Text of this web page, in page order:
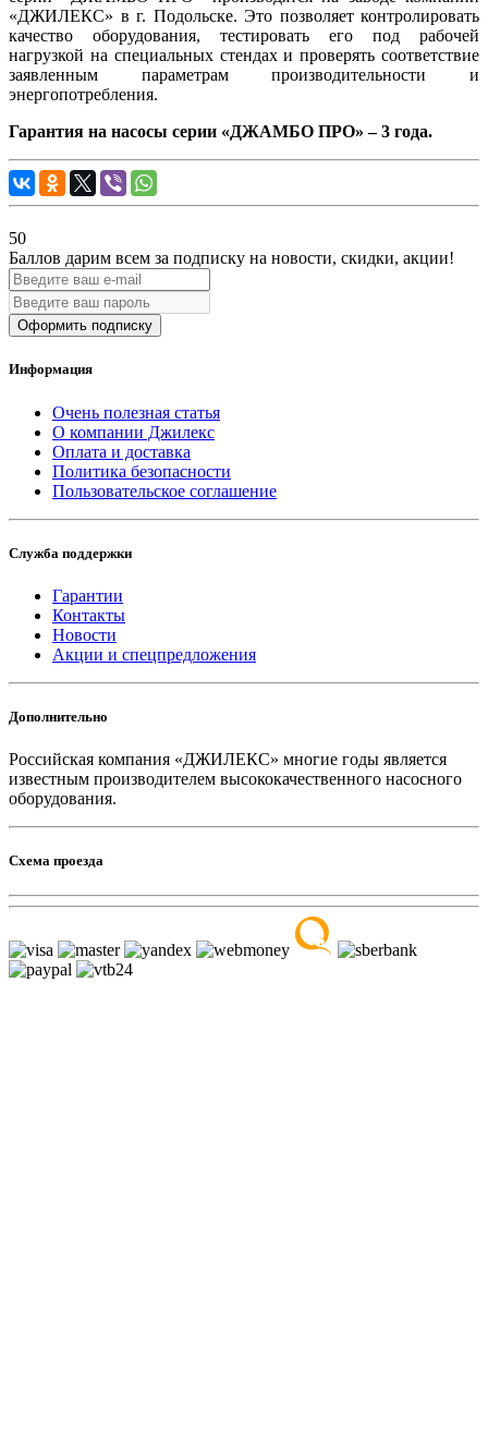
«ДЖИЛЕКС» в г. Подольске. Это позволяет контролировать
качество оборудования, тестировать его под рабочей
нагрузкой на специальных стендах и проверять соответствие
заявленным параметрам производительности и
энергопотребления.
Гарантия на насосы серии «ДЖАМБО ПРО» – 3 года.
50
Баллов дарим всем за подписку на новости, скидки, акции!
Оформить подписку
Информация
Очень полезная статья
О компании Джилекс
Оплата и доставка
Политика безопасности
Пользовательское соглашение
Служба поддержки
Гарантии
Контакты
Новости
Акции и спецпредложения
Дополнительно
Российская компания «ДЖИЛЕКС» многие годы является
известным производителем высококачественного насосного
оборудования.
Схема проезда